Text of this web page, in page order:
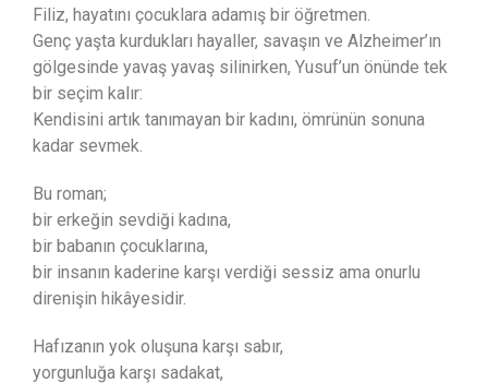
Filiz, hayatını çocuklara adamış bir öğretmen.
Genç yaşta kurdukları hayaller, savaşın ve Alzheimer’ın
gölgesinde yavaş yavaş silinirken, Yusuf’un önünde tek
bir seçim kalır:
Kendisini artık tanımayan bir kadını, ömrünün sonuna
kadar sevmek.
Bu roman;
bir erkeğin sevdiği kadına,
bir babanın çocuklarına,
bir insanın kaderine karşı verdiği sessiz ama onurlu
direnişin hikâyesidir.
Hafızanın yok oluşuna karşı sabır,
yorgunluğa karşı sadakat,